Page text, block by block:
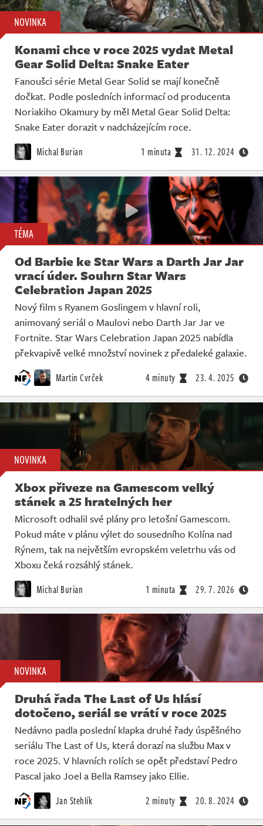
NOVINKA
Konami chce v roce 2025 vydat Metal
Gear Solid Delta: Snake Eater
Fanoušci série Metal Gear Solid se mají konečně
dočkat. Podle posledních informací od producenta
Noriakiho Okamury by měl Metal Gear Solid Delta:
Snake Eater dorazit v nadcházejícím roce.
Michal Burian 1 minuta 31. 12. 2024
TÉMA
Od Barbie ke Star Wars a Darth Jar Jar
vrací úder. Souhrn Star Wars
Celebration Japan 2025
Nový film s Ryanem Goslingem v hlavní roli,
animovaný seriál o Maulovi nebo Darth Jar Jar ve
Fortnite. Star Wars Celebration Japan 2025 nabídla
překvapivě velké množství novinek z předaleké galaxie.
Martin Cvrček 4 minuty 23. 4. 2025
NOVINKA
Xbox přiveze na Gamescom velký
stánek a 25 hratelných her
Microsoft odhalil své plány pro letošní Gamescom.
Pokud máte v plánu výlet do sousedního Kolína nad
Rýnem, tak na největším evropském veletrhu vás od
Xboxu čeká rozsáhlý stánek.
Michal Burian 1 minuta 29. 7. 2026
NOVINKA
Druhá řada The Last of Us hlásí
dotočeno, seriál se vrátí v roce 2025
Nedávno padla poslední klapka druhé řady úspěšného
seriálu The Last of Us, která dorazí na službu Max v
roce 2025. V hlavních rolích se opět představí Pedro
Pascal jako Joel a Bella Ramsey jako Ellie.
Jan Stehlík 2 minuty 20. 8. 2024